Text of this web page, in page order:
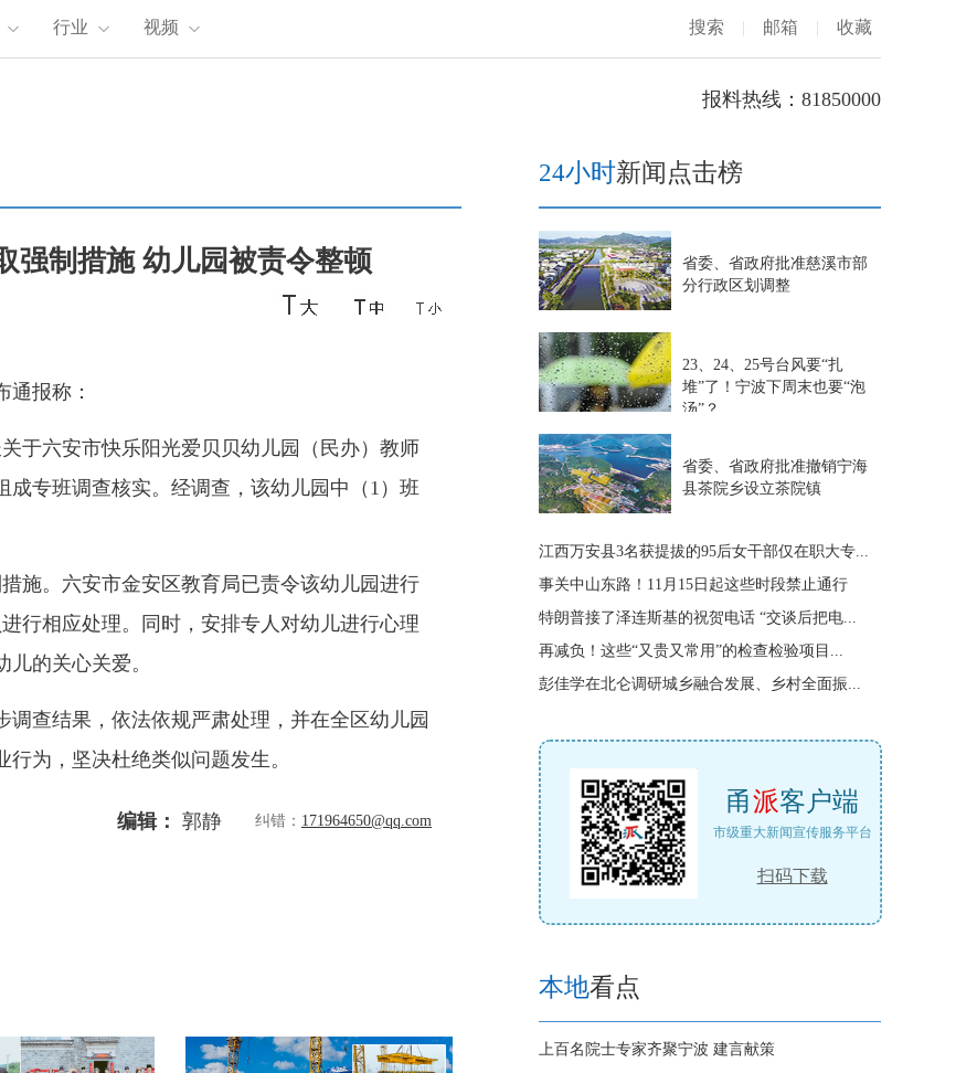
行业 视频 搜索 | 邮箱 | 收藏
报料热线：81850000
强制措施 幼儿园被责令整顿
报称：
六安市快乐阳光爱贝贝幼儿园（民办）教师
专班调查核实。经调查，该幼儿园中（1）班
。六安市金安区教育局已责令该幼儿园进行
行相应处理。同时，安排专人对幼儿进行心理
的关心关爱。
查结果，依法依规严肃处理，并在全区幼儿园
为，坚决杜绝类似问题发生。
编辑： 郭静 纠错： 171964650@qq.com
24小时新闻点击榜
省委、省政府批准慈溪市部
分行政区划调整
23、24、25号台风要“扎
堆”了！宁波下周末也要“泡
汤”？
省委、省政府批准撤销宁海
县茶院乡设立茶院镇
江西万安县3名获提拔的95后女干部仅在职大专...
事关中山东路！11月15日起这些时段禁止通行
特朗普接了泽连斯基的祝贺电话 “交谈后把电...
再减负！这些“又贵又常用”的检查检验项目...
彭佳学在北仑调研城乡融合发展、乡村全面振...
甬派客户端
市级重大新闻宣传服务平台
扫码下载
本地看点
上百名院士专家齐聚宁波 建言献策